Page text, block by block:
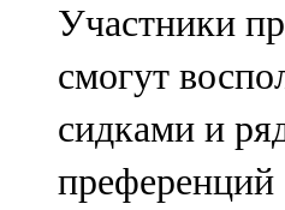
Участники
смогут
сидками и
преференций